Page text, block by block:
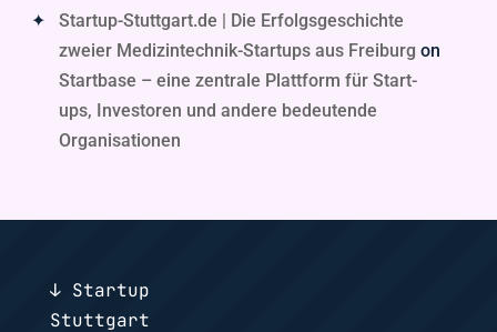
Startup-Stuttgart.de | Die Erfolgsgeschichte
zweier Medizintechnik-Startups aus Freiburg on
Startbase – eine zentrale Plattform für Start-
ups, Investoren und andere bedeutende
Organisationen
↓ Startup
Stuttgart